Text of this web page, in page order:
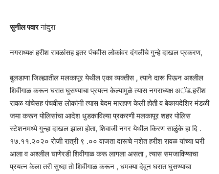
सुनील पवारनांदुरा
नगराध्यक्ष हरीश रावळांसह इतर पंचवीस लोकांवर दंगलीचे गुन्हे दाखल प्रकरण,
बुलडाणा जिल्ह्यातील मलकापूर येथील एका व्यक्तीस , त्याने दारू पिऊन अश्लील
शिवीगाळ करून घरात घुसण्याचा प्रयत्न केल्यामुळे त्यास नगराध्यक्ष अॅड.हरीश
रावळ यांचेसह पंचवीस लोकांनी त्यास बेदम मारहाण केली होती व बेकायदेशिर मंडळी
जमा करून पोलिसांचा आदेश धुडकाविल्या प्रकरणी मलकापूर शहर पोलिस
स्टेशनमध्ये गुन्हा दाखल झाला होता, शिवाजी नगर येथील किरण साळुंके हा दि .
१७.११.२०२० रोजी रात्री ९ .०० वाजता दारूचे नशेत हरीश रावळ यांच्या घरी
आला व अश्लील घाणेरडी शिवीगाळ करू लागला असता , त्यास समजाविण्याचा
प्रयत्न केला तरी सुध्दा तो शिवीगाळ करून , धमक्या देवून घरात घुसण्याचा